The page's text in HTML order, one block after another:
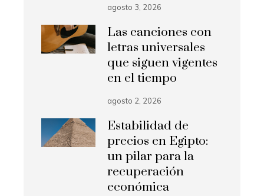
agosto 3, 2026
Las canciones con
letras universales
que siguen vigentes
en el tiempo
agosto 2, 2026
Estabilidad de
precios en Egipto:
un pilar para la
recuperación
económica